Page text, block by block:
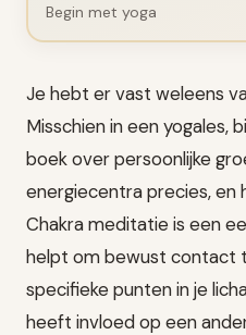
Begin met yoga
Je hebt er vast weleens
Misschien in een yogales,
boek over persoonlijke
energiecentra precies,
Chakra meditatie is een
helpt om bewust contact
specifieke punten in je
heeft invloed op een